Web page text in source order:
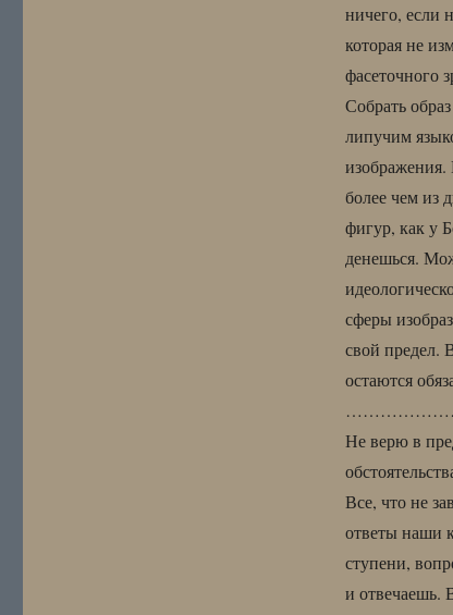
ничего, если
которая не
фасеточного
Собрать
липучим
изображения.
более чем из
фигур, как у
денешься.
сферы
свой предел.
остаются
Не верю в
Все, что не
ответы наши
ступени,
и отвечаешь.